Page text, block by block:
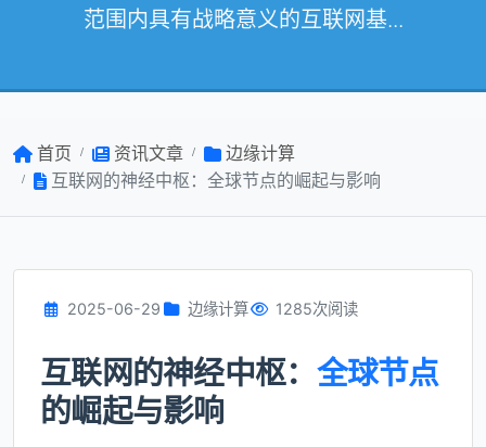
范围内具有战略意义的互联网基...
首页 资讯文章
边缘计算
互联网的神经中枢：全球节点的崛起与影响
2025-06-29 边缘计算 1285次阅读
互联网的神经中枢： 全球节点
的崛起与影响